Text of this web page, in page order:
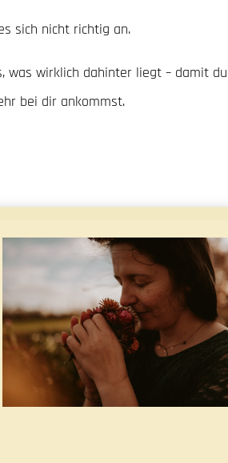
sich nicht richtig an.
was wirklich dahinter liegt – damit
bei dir ankommst.